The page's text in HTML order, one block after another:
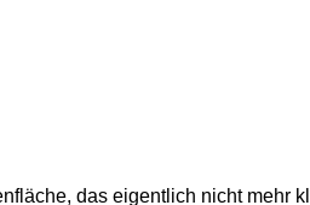
das eigentlich nicht mehr